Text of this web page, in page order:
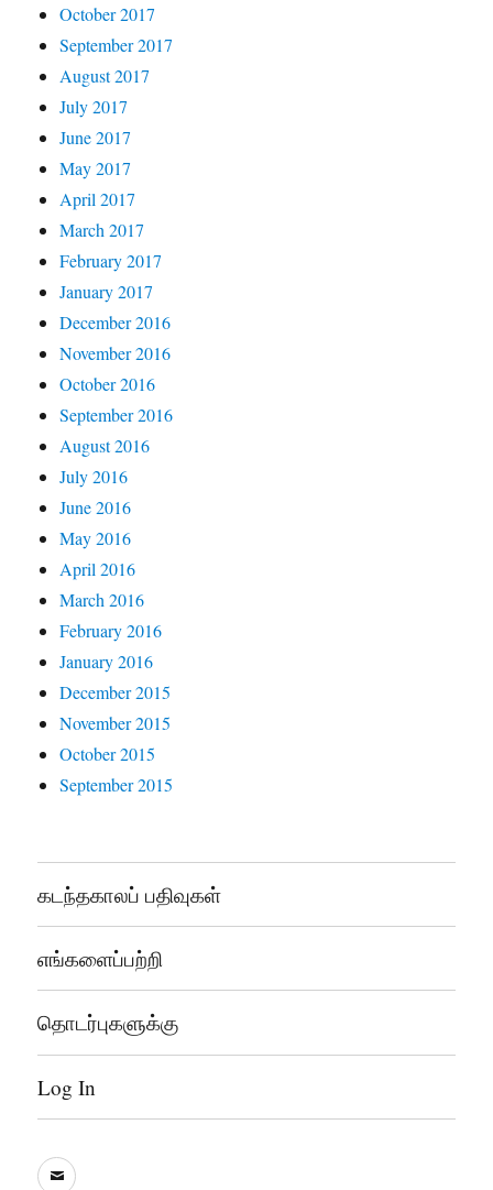
October 2017
September 2017
August 2017
July 2017
June 2017
May 2017
April 2017
March 2017
February 2017
January 2017
December 2016
November 2016
October 2016
September 2016
August 2016
July 2016
June 2016
May 2016
April 2016
March 2016
February 2016
January 2016
December 2015
November 2015
October 2015
September 2015
கடந்தகாலப் பதிவுகள்
எங்களைப்பற்றி
தொடர்புகளுக்கு
Log In
sooddram@gmail.com